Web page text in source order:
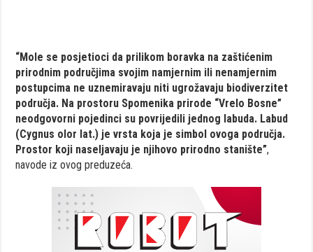
“Mole se posjetioci da prilikom boravka na zaštićenim
prirodnim područjima svojim namjernim ili nenamjernim
postupcima ne uznemiravaju niti ugrožavaju biodiverzitet
područja. Na prostoru Spomenika prirode “Vrelo Bosne”
neodgovorni pojedinci su povrijedili jednog labuda. Labud
(Cygnus olor lat.) je vrsta koja je simbol ovoga područja.
Prostor koji naseljavaju je njihovo prirodno stanište”,
navode iz ovog preduzeća.